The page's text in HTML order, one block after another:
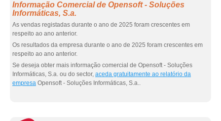
Informação Comercial de Opensoft - Soluções
Informáticas, S.a.
As vendas registadas durante o ano de 2025 foram crescentes em
respeito ao ano anterior.
Os resultados da empresa durante o ano de 2025 foram crescentes em
respeito ao ano anterior.
Se deseja obter mais informação comercial de Opensoft - Soluções
Informáticas, S.a. ou do sector, aceda gratuitamente ao relatório da
empresa Opensoft - Soluções Informáticas, S.a..